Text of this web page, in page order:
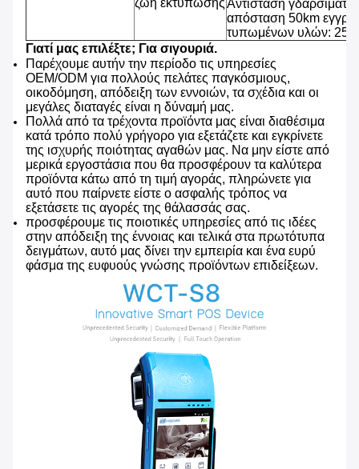
ζωή εκτύπωσηςΑντίσταση
απόσταση 50km
τυπωμένων υλών: 25%
Γιατί μας επιλέξτε; Για σιγουριά.
Παρέχουμε αυτήν την περίοδο τις υπηρεσίες
OEM/ODM για πολλούς πελάτες παγκόσμιους,
οικοδόμηση, απόδειξη των εννοιών, τα σχέδια και οι
μεγάλες διαταγές είναι η δύναμή μας.
Πολλά από τα τρέχοντα προϊόντα μας είναι διαθέσιμα
κατά τρόπο πολύ γρήγορο για εξετάζετε και εγκρίνετε
της ισχυρής ποιότητας αγαθών μας. Να μην είστε από
μερικά εργοστάσια που θα προσφέρουν τα καλύτερα
προϊόντα κάτω από τη τιμή αγοράς, πληρώνετε για
αυτό που παίρνετε είστε ο ασφαλής τρόπος να
εξετάσετε τις αγορές της θάλασσάς σας.
προσφέρουμε τις ποιοτικές υπηρεσίες από τις ιδέες
στην απόδειξη της έννοιας και τελικά στα πρωτότυπα
δειγμάτων, αυτό μας δίνει την εμπειρία και ένα ευρύ
φάσμα της ευφυούς γνώσης προϊόντων επιδείξεων.